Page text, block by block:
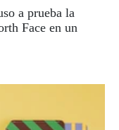
a prueba la
Face en un